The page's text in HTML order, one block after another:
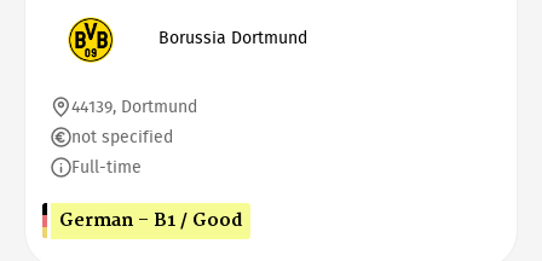
Borussia Dortmund
44139, Dortmund
not specified
Full-time
German - B1 / Good